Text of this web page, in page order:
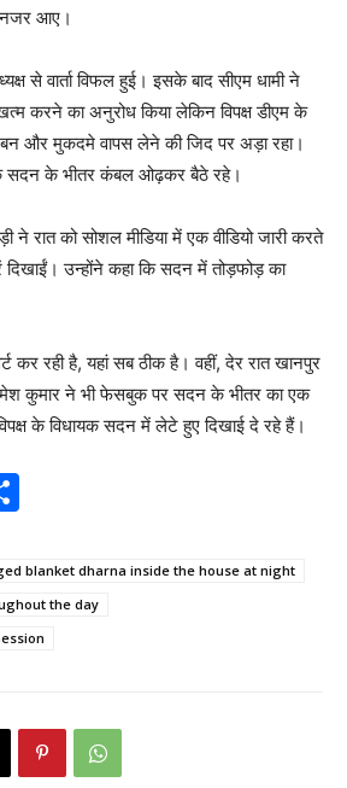
आए।
से वार्ता विफल हुई। इसके बाद सीएम धामी ने
करने का अनुरोध किया लेकिन विपक्ष डीएम के
और मुकदमे वापस लेने की जिद पर अड़ा रहा।
सदन के भीतर कंबल ओढ़कर बैठे रहे।
ने रात को सोशल मीडिया में एक वीडियो जारी करते
उन्होंने कहा कि सदन में तोड़फोड़ का
कर रही है, यहां सब ठीक है। वहीं, देर रात खानपुर
कुमार ने भी फेसबुक पर सदन के भीतर का एक
के विधायक सदन में लेटे हुए दिखाई दे रहे हैं।
ar
e
blanket dharna inside the house at night
the day